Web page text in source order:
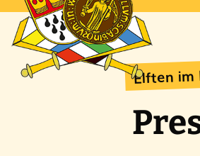
Elften im